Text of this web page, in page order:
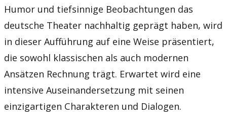
Humor und tiefsinnige Beobachtungen das
deutsche Theater nachhaltig geprägt haben, wird
in dieser Aufführung auf eine Weise präsentiert,
die sowohl klassischen als auch modernen
Ansätzen Rechnung trägt. Erwartet wird eine
intensive Auseinandersetzung mit seinen
einzigartigen Charakteren und Dialogen.